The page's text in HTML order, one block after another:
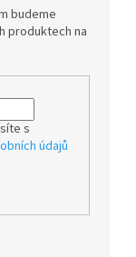
budeme
produktech na
s
údajů